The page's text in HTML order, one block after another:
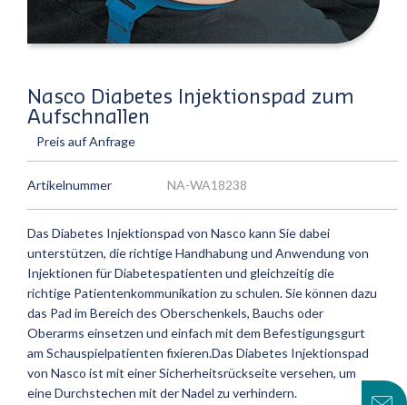
Nasco Diabetes Injektionspad zum
Aufschnallen
Preis auf Anfrage
Artikelnummer NA-WA18238
Das Diabetes Injektionspad von Nasco kann Sie dabei
unterstützen, die richtige Handhabung und Anwendung von
Injektionen für Diabetespatienten und gleichzeitig die
richtige Patientenkommunikation zu schulen. Sie können dazu
das Pad im Bereich des Oberschenkels, Bauchs oder
Oberarms einsetzen und einfach mit dem Befestigungsgurt
am Schauspielpatienten fixieren.Das Diabetes Injektionspad
von Nasco ist mit einer Sicherheitsrückseite versehen, um
eine Durchstechen mit der Nadel zu verhindern.